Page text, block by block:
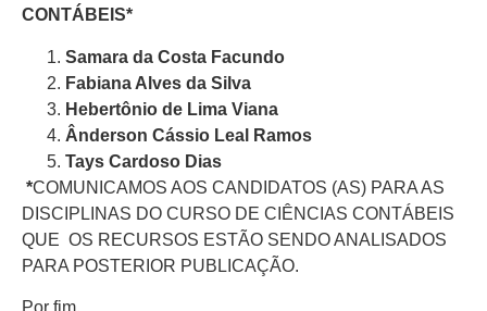
CONTÁBEIS*
Samara da Costa Facundo
Fabiana Alves da Silva
Hebertônio de Lima Viana
Ânderson Cássio Leal Ramos
Tays Cardoso Dias
*COMUNICAMOS AOS CANDIDATOS (AS) PARA AS
DISCIPLINAS DO CURSO DE CIÊNCIAS CONTÁBEIS
QUE OS RECURSOS ESTÃO SENDO ANALISADOS
PARA POSTERIOR PUBLICAÇÃO.
Por fim,